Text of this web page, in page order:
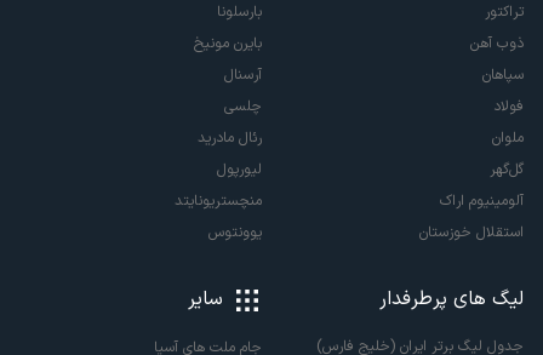
تراکتور
ذوب آهن
سپاهان
فولاد
ملوان
گل‌گهر
آلومینیوم اراک
استقلال خوزستان
بارسلونا
بایرن مونیخ
آرسنال
چلسی
رئال مادرید
لیورپول
منچستریونایتد
یوونتوس
لیگ های پرطرفدار
جدول لیگ برتر ایران (خلیج فارس)
سایر
جام ملت های آسیا